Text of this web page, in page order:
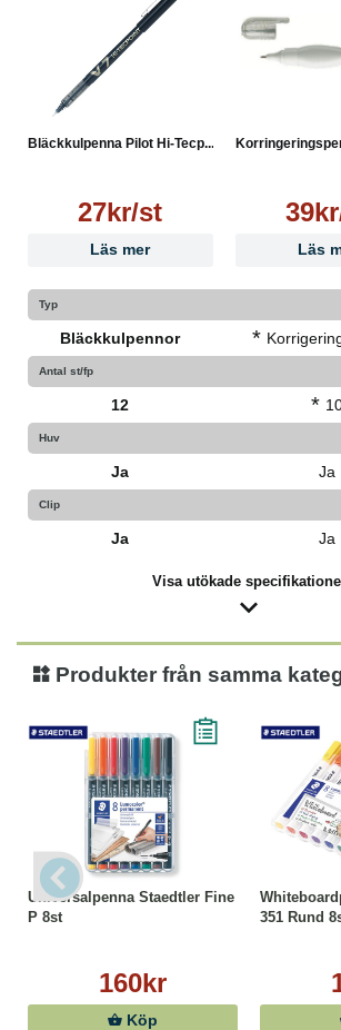
Bläckkulpenna Pilot Hi-Tecp...
27kr/st
Läs mer Läs
Typ
Bläckkulpennor *
Antal st/fp
12 *
Huv
Ja Ja
Clip
Ja Ja
Visa utökade
Produkter från samma
Universalpenna Staedtler Fine
P 8st
160kr
Köp
351 Rund